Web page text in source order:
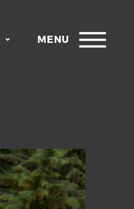
MENU